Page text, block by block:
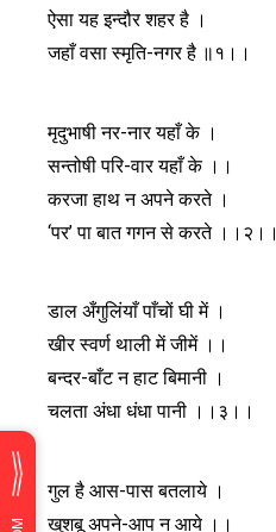
ऐसा यह इन्दौर शहर है ।
जहाँ वसा स्मृति-नगर है ॥१।।
मृदुभाषी नर-नार यहाँ के ।
सन्तोषी परि-वार यहाँ के ।।
करजा हाथ न अपने करते ।
‘पर’ पा बात गगन से करते ।।२।।
डाल अँगुलिंयाँ पाँचों घी में ।
खीर स्वर्ण थाली में जीमें ।।
बन्दर-बाँट न हाट बिमानी ।
चलता अंधा धंधा पानी ।।३।।
गुल है आस-पास बतलाये ।
खुशबू अपने-आप न आये ।।